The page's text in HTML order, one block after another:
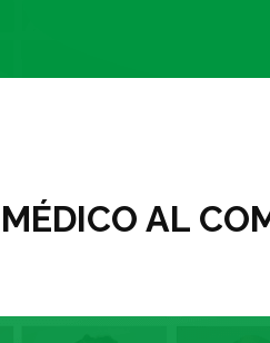
AL